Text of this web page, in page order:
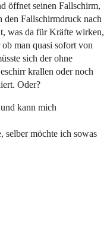
öffnet seinen Fallschirm,
den Fallschirmdruck nach
was da für Kräfte wirken,
man quasi sofort von
sich der ohne
krallen oder noch
Oder?
kann mich
selber möchte ich sowas